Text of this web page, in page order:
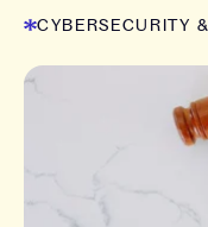
CYBERSECURITY